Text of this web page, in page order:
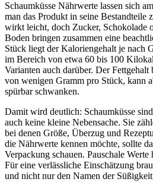
Schaumküsse Nährwerte lassen sich
man das Produkt in seine
wirkt leicht, doch Zucker, Schokolade
Boden bringen zusammen eine
Stück liegt der Kaloriengehalt je nach
im Bereich von etwa 60 bis 100
Varianten auch darüber. Der
von wenigen Gramm pro Stück, kann
spürbar schwanken.
Damit wird deutlich: Schaumküsse
auch keine kleine Nebensache. Sie
bei denen Größe, Überzug und
die Nährwerte kennen möchte, sollte
Verpackung schauen. Pauschale
Für eine verlässliche Einschätzung
und nicht nur den Namen der